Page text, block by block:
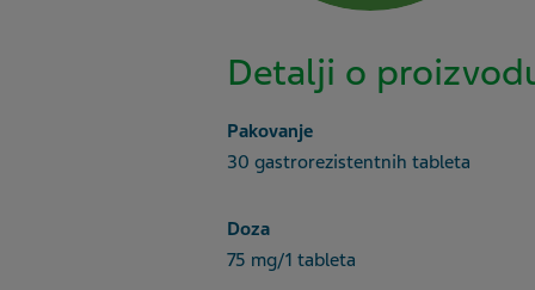
Detalji o
Pakovanje
30 gastrorezistentnih tableta
Doza
75 mg/1 tableta